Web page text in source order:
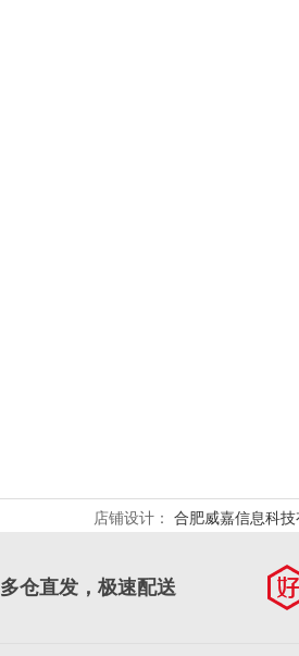
店铺设计： 合肥威嘉信息科技
多仓直发，极速配送